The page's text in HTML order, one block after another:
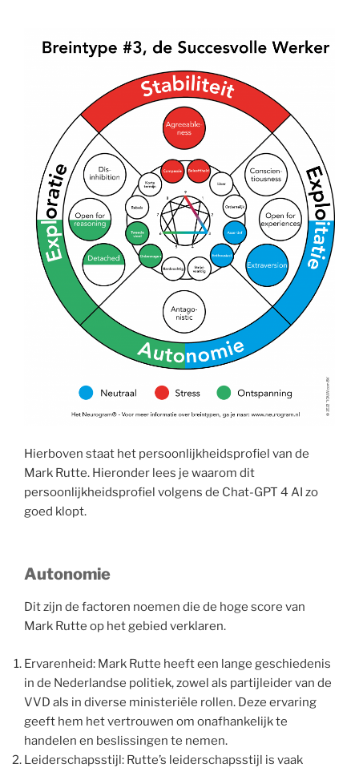
Hierboven staat het persoonlijkheidsprofiel van de
Mark Rutte. Hieronder lees je waarom dit
persoonlijkheidsprofiel volgens de Chat-GPT 4 AI zo
goed klopt.
Autonomie
Dit zijn de factoren noemen die de hoge score van
Mark Rutte op het gebied verklaren.
Ervarenheid: Mark Rutte heeft een lange geschiedenis
in de Nederlandse politiek, zowel als partijleider van de
VVD als in diverse ministeriële rollen. Deze ervaring
geeft hem het vertrouwen om onafhankelijk te
handelen en beslissingen te nemen.
Leiderschapsstijl: Rutte’s leiderschapsstijl is vaak